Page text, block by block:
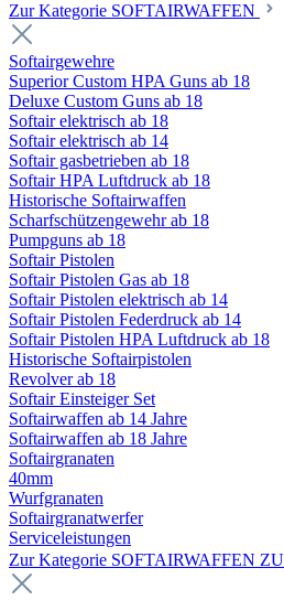
Zur Kategorie SOFTAIRWAFFEN
Softairgewehre
Superior Custom HPA Guns ab 18
Deluxe Custom Guns ab 18
Softair elektrisch ab 18
Softair elektrisch ab 14
Softair gasbetrieben ab 18
Softair HPA Luftdruck ab 18
Historische Softairwaffen
Scharfschützengewehr ab 18
Pumpguns ab 18
Softair Pistolen
Softair Pistolen Gas ab 18
Softair Pistolen elektrisch ab 14
Softair Pistolen Federdruck ab 14
Softair Pistolen HPA Luftdruck ab 18
Historische Softairpistolen
Revolver ab 18
Softair Einsteiger Set
Softairwaffen ab 14 Jahre
Softairwaffen ab 18 Jahre
Softairgranaten
40mm
Wurfgranaten
Softairgranatwerfer
Serviceleistungen
Zur Kategorie SOFTAIRWAFFEN